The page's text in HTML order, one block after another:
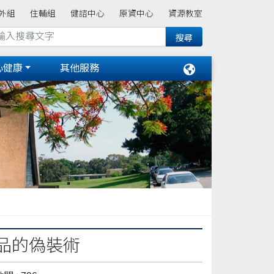
組 住輔組 健諮中心 原資中心 資源教室
健康 其他服務
的偽裝術